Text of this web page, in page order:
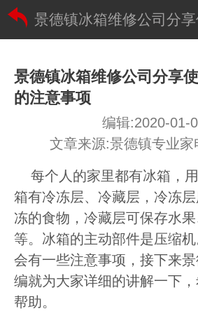
景德镇冰箱维修公司分享
的注意事项
编辑:2020-01-
文章来源:景德镇专业家
每个人的家里都有冰箱，
箱有冷冻层、冷藏层，冷冻
冻的食物，冷藏层可保存水
等。冰箱的主动部件是压缩
会有一些注意事项，接下来
编就为大家详细的讲解一下
帮助。